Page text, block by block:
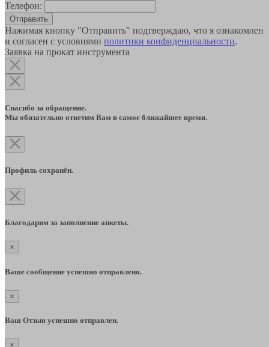
Телефон:
Отправить
Нажимая кнопку "Отправить" подтверждаю, что я ознакомлен
и согласен с условиями политики конфиденциальности.
Заявка на прокат инструмента
Спасибо за обращение.
Мы обязательно ответим Вам в самое ближайшее время.
Профиль сохранён.
Благодарим за заполнение анкеты.
×
Ваше сообщение успешно отправлено.
×
Ваш Отзыв успешно отправлен.
×